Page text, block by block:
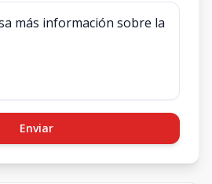
Enviar